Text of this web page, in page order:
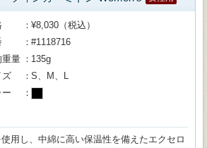
¥8,030（税込）
#1118716
重量
135g
ズ
S、M、L
ー
用し、中綿に高い保温性を備えたエクセロ